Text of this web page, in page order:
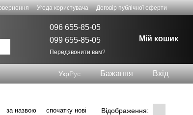
Угода користувача
Договір публічної оферти
096 655-85-05
099 655-85-05
Передзвонити вам?
Мій кошик
УкрРус Бажання Вхід
за назвою спочатку нові Відображення: